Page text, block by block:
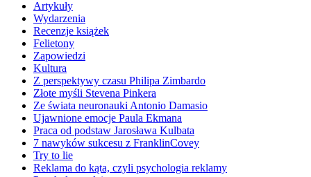
Artykuły
Wydarzenia
Recenzje książek
Felietony
Zapowiedzi
Kultura
Z perspektywy czasu Philipa Zimbardo
Złote myśli Stevena Pinkera
Ze świata neuronauki Antonio Damasio
Ujawnione emocje Paula Ekmana
Praca od podstaw Jarosława Kulbata
7 nawyków sukcesu z FranklinCovey
Try to lie
Reklama do kąta, czyli psychologia reklamy